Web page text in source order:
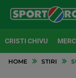
CRISTI CHIVU
HOME STIRI